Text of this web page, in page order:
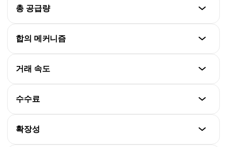
비트코인(BTC)
솔라나(SOL)
총 공급량
비트코인(BTC)
솔라나(SOL)
합의 메커니즘
비트코인(BTC)
솔라나(SOL)
거래 속도
비트코인(BTC)
솔라나(SOL)
수수료
비트코인(BTC)
확장성